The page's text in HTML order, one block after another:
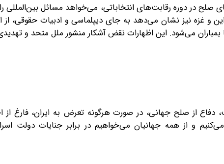
در دوره رقابت‌های انتخاباتی، می‌خواهد مسائل بین‌المللی را
و غزه نیز نشان می‌دهد به جای دیپلماسی و ادبیات حقوقی، از
بمباران می‌شود. این اظهارات نقض آشکار منشور ملل متحد و
دفاع از صلح جهانی، در صورت هرگونه تعرض به ایران، فارغ از
و از همه جهانیان می‌خواهیم در برابر جنایات دولت